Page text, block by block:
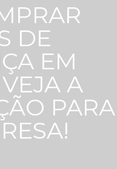
DE
EM
A
PARA